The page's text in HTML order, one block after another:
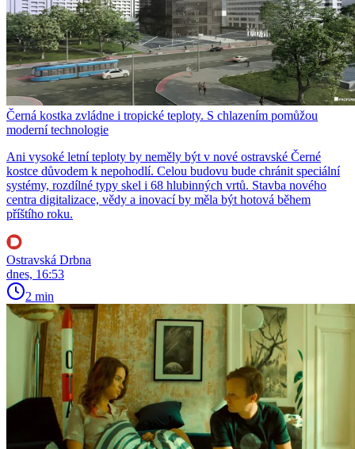
Černá kostka zvládne i tropické teploty. S chlazením pomůžou
moderní technologie
Ani vysoké letní teploty by neměly být v nové ostravské Černé
kostce důvodem k nepohodlí. Celou budovu bude chránit speciální
systémy, rozdílné typy skel i 68 hlubinných vrtů. Stavba nového
centra digitalizace, vědy a inovací by měla být hotová během
příštího roku.
Ostravská Drbna
dnes, 16:53
2 min